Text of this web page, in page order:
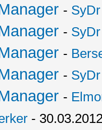
- SyDr
- SyDr
-
- SyDr
-
-